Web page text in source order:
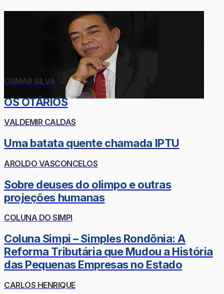
OSMAR SILVA
OS OTÁRIOS
VALDEMIR CALDAS
Uma batata quente chamada IPTU
AROLDO VASCONCELOS
Sobre deuses do olimpo e outras
projeções humanas
COLUNA DO SIMPI
Coluna Simpi – Simples Rondônia: A
Reforma Tributária que Mudou a História
das Pequenas Empresas no Estado
CARLOS HENRIQUE